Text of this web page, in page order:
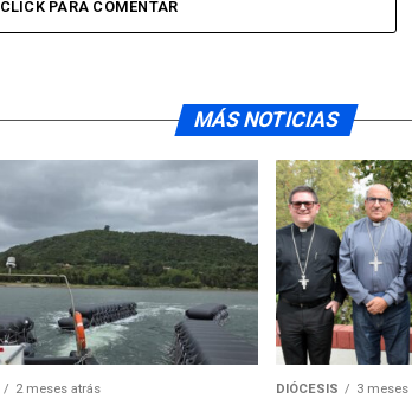
CLICK PARA COMENTAR
MÁS NOTICIAS
2 meses atrás DIÓCESIS 3 meses